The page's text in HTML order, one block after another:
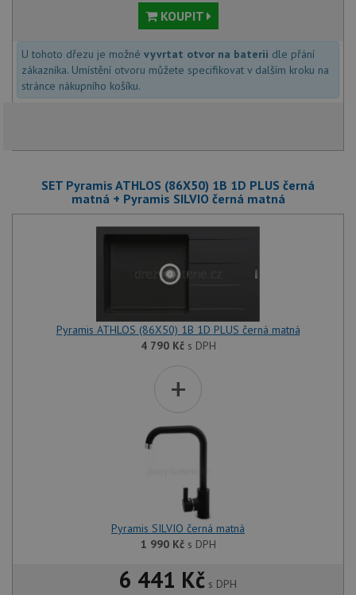
KOUPIT
U tohoto dřezu je možné vyvrtat otvor na baterii dle přání
zákazníka. Umístění otvoru můžete specifikovat v dalším kroku na
stránce nákupního košíku.
SET Pyramis ATHLOS (86X50) 1B 1D PLUS černá
matná + Pyramis SILVIO černá matná
Pyramis ATHLOS (86X50) 1B 1D PLUS černá matná
4 790 Kčs DPH
+
Pyramis SILVIO černá matná
1 990 Kčs DPH
6 441 Kč s DPH